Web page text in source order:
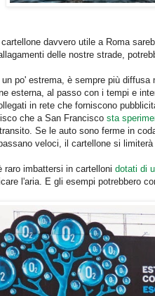
davvero utile a Roma
delle nostre strade,
po' estrema, è sempre più
esterna, al passo con i tempi e
in rete che forniscono
che a San Francisco sta
Se le auto sono ferme in
veloci, il cartellone si
raro imbattersi in cartelloni dotati di
l'aria. E gli esempi potrebbero